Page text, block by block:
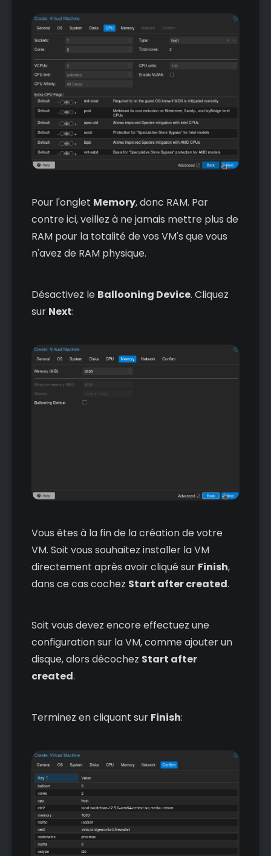
Pour l'onglet Memory, donc RAM. Par
contre ici, veillez à ne jamais mettre plus de
RAM pour la totalité de vos VM's que vous
n'avez de RAM physique.
Désactivez le Ballooning Device. Cliquez
sur Next:
Vous êtes à la fin de la création de votre
VM. Soit vous souhaitez installer la VM
directement après avoir cliqué sur Finish,
dans ce cas cochez Start after created.
Soit vous devez encore effectuez une
configuration sur la VM, comme ajouter un
disque, alors décochez Start after
created.
Terminez en cliquant sur Finish: